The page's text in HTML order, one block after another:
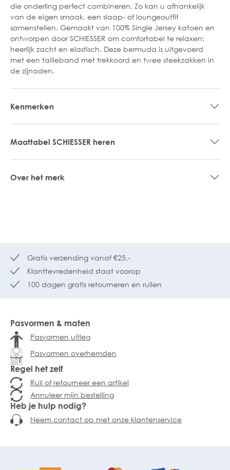
die onderling perfect combineren. Zo kan u afhankelijk
van de eigen smaak, een slaap- of loungeoutfit
samenstellen. Gemaakt van 100% Single Jersey katoen en
ontworpen door SCHIESSER om comfortabel te relaxen:
heerlijk zacht en elastisch. Deze bermuda is uitgevoerd
met een tailleband met trekkoord en twee steekzakken in
de zijnaden.
Kenmerken
Maattabel SCHIESSER heren
Over het merk
Gratis verzending vanaf €25,-
Klanttevredenheid staat voorop
100 dagen gratis retourneren en ruilen
Pasvormen & maten
Pasvormen uitleg
Pasvormen overhemden
Regel het zelf
Ruil of retourneer een artikel
Annuleer mijn bestelling
Heb je hulp nodig?
Neem contact op met onze klantenservice